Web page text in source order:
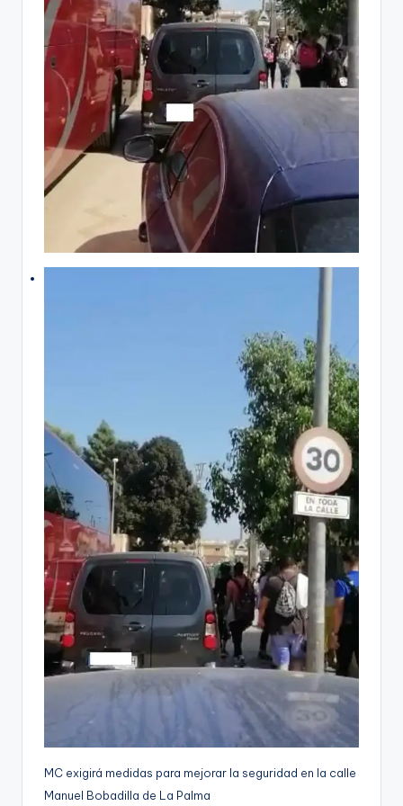
MC exigirá medidas para mejorar la seguridad en la calle
Manuel Bobadilla de La Palma